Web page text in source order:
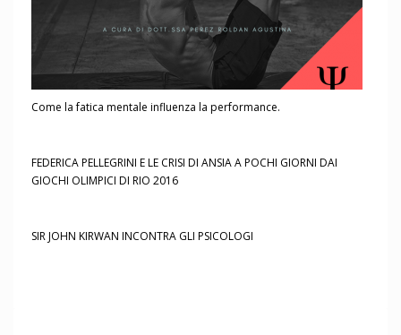
Come la fatica mentale influenza la performance.
FEDERICA PELLEGRINI E LE CRISI DI ANSIA A POCHI GIORNI DAI
GIOCHI OLIMPICI DI RIO 2016
SIR JOHN KIRWAN INCONTRA GLI PSICOLOGI